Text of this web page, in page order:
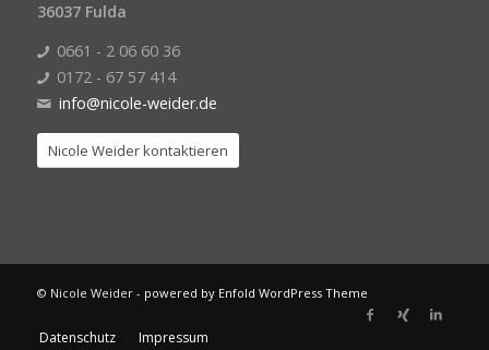
36037 Fulda
0661 - 2 06 60 36
0172 - 67 57 414
info@nicole-weider.de
Nicole Weider kontaktieren
© Nicole Weider - powered by Enfold WordPress Theme
Datenschutz Impressum